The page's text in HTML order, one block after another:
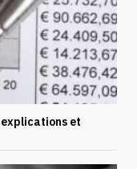
explications et